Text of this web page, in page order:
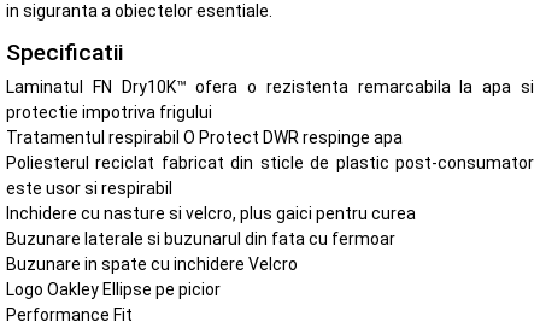
in siguranta a obiectelor esentiale.
Specificatii
Laminatul FN Dry10K™ ofera o rezistenta remarcabila la apa si
protectie impotriva frigului
Tratamentul respirabil O Protect DWR respinge apa
Poliesterul reciclat fabricat din sticle de plastic post-consumator
este usor si respirabil
Inchidere cu nasture si velcro, plus gaici pentru curea
Buzunare laterale si buzunarul din fata cu fermoar
Buzunare in spate cu inchidere Velcro
Logo Oakley Ellipse pe picior
Performance Fit